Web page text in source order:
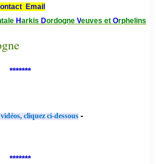
Email
Harkis Dordogne Veuves et Orphelins
*******
cliquez ci-dessous -
*******